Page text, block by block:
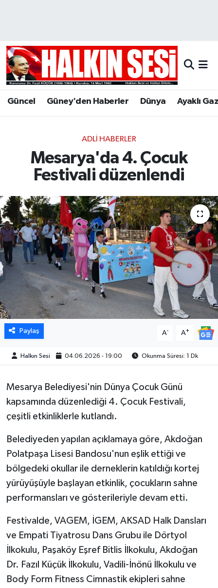
Güncel Güney'den Haberler Dünya Ayaklı
ADLI HABERLER
Mesarya'da 4. Çocuk
Festivali düzenlendi
Paylaş A- A+
Halkın Sesi 04.06.2026 - 19:00 Okunma Süresi: 1 Dk
Mesarya Belediyesi'nin Dünya Çocuk Günü
kapsamında düzenlediği 4. Çocuk Festivali,
çeşitli etkinliklerle kutlandı.
Belediyeden yapılan açıklamaya göre, Akdoğan
Polatpaşa Lisesi Bandosu'nun eşlik ettiği ve
bölgedeki okullar ile derneklerin katıldığı kortej
yürüyüşüyle başlayan etkinlik, çocukların sahne
performansları ve gösterileriyle devam etti.
Festivalde, VAGEM, İGEM, AKSAD Halk Dansları
ve Empati Tiyatrosu Dans Grubu ile Dörtyol
İlkokulu, Paşaköy Eşref Bitlis İlkokulu, Akdoğan
Dr. Fazıl Küçük İlkokulu, Vadili-İnönü İlkokulu ve
Body Form Fitness Cimnastik ekipleri sahne
Hava Durumu
Trafik Durumu
Tüm Manşetler
Son Dakika Haberleri